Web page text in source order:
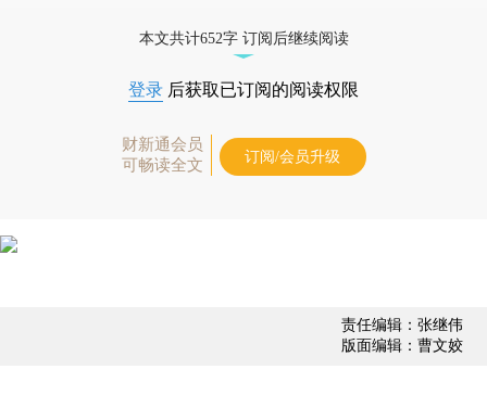
本文共计652字 订阅后继续阅读
登录 后获取已订阅的阅读权限
财新通会员
可畅读全文
订阅/会员升级
责任编辑：张继伟
版面编辑：曹文姣